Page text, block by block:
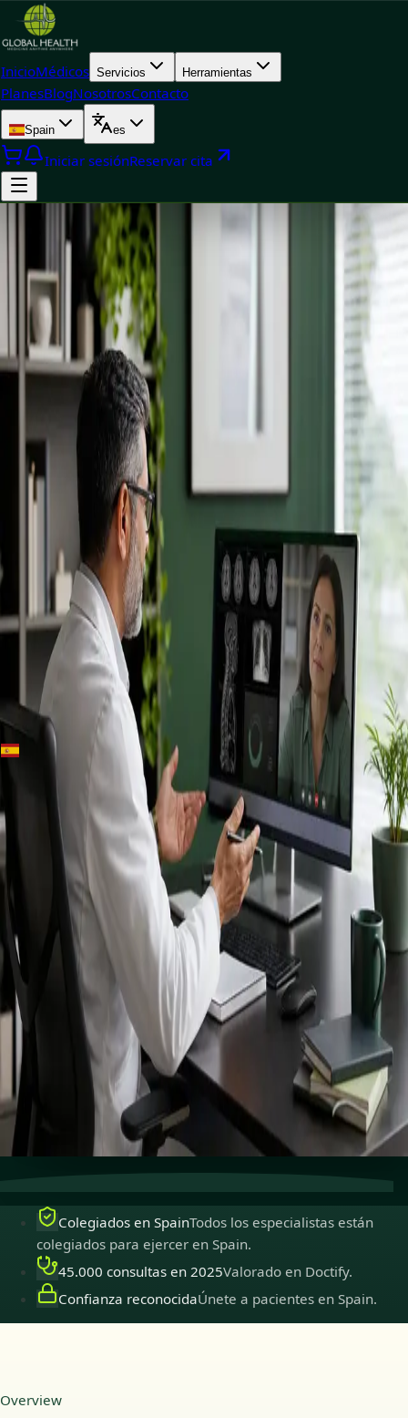
InicioMédicos Servicios Herramientas
PlanesBlogNosotrosContacto
Spain es
Iniciar sesiónReservar cita
++
Spain · Especialistas
Conoce a
nuestros
registrados
especialistas.
Especialistas colegiados para ejercer en Spain,
disponibles para consultas en línea seguras.
Reservar cita Ver perfiles
Atención especializadaConecta con especialistas con
experiencia en línea.
Colegiados en Spain
Médicos colegiados para ejercer
en Spain.
Consultas segurasPrivadas, confidenciales y fáciles de
Colegiados en SpainTodos los especialistas están
colegiados para ejercer en Spain.
45.000 consultas en 2025Valorado en Doctify.
Confianza reconocidaÚnete a pacientes en Spain.
Overview